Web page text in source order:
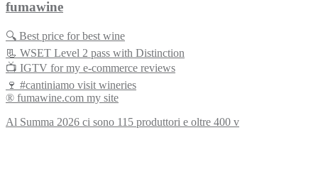
fumawine
🔍 Best price for best wine
📃 WSET Level 2 pass with Distinction
📺 IGTV for my e-commerce reviews
🍷 #cantiniamo visit wineries
® fumawine.com my site
Al Summa 2026 ci sono 115 produttori e oltre 400 v